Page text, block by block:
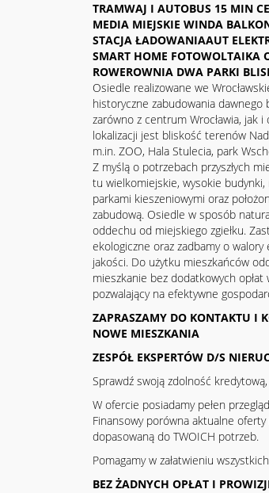
TRAMWAJ I AUTOBUS 15 MIN
MEDIA MIEJSKIE WINDA
STACJA ŁADOWANIAAUT
SMART HOME FOTOWOLTAIKA
ROWEROWNIA DWA PARKI
Osiedle realizowane we
historyczne zabudowania
zarówno z centrum Wrocławia, jak
lokalizacji jest bliskość terenów
m.in. ZOO, Hala Stulecia, park
Z myślą o potrzebach przyszłych
tu wielkomiejskie, wysokie
parkami kieszeniowymi oraz
zabudową. Osiedle w sposób
oddechu od miejskiego zgiełku.
ekologiczne oraz zadbamy o
jakości. Do użytku mieszkańców
mieszkanie bez dodatkowych
pozwalający na efektywne
ZAPRASZAMY DO KONTAKTU I
NOWE MIESZKANIA
ZESPÓŁ EKSPERTÓW D/S
Sprawdź swoją zdolność
W ofercie posiadamy pełen
Finansowy porówna aktualne
dopasowaną do TWOICH potrzeb.
Pomagamy w załatwieniu
BEZ ŻADNYCH OPŁAT I